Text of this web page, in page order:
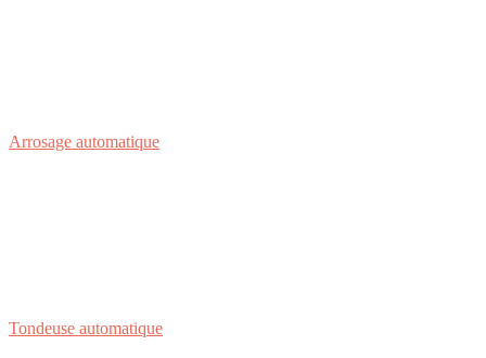
Arrosage automatique
Tondeuse automatique